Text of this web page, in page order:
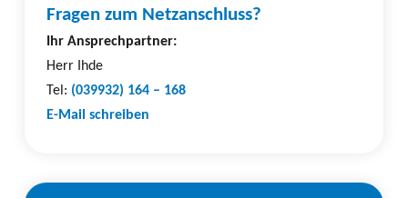
Fragen zum Netzanschluss?
Ihr Ansprechpartner:
Herr Ihde
Tel: (039932) 164 – 168
E-Mail schreiben